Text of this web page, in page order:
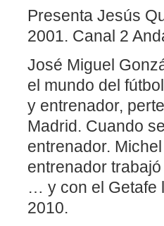
Presenta Jesús
2001. Canal 2
José Miguel
el mundo del
y entrenador,
Madrid. Cuando
entrenador.
entrenador
… y con el Getafe
2010.